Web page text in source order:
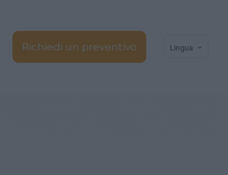
Richiedi un preventivo Lingua